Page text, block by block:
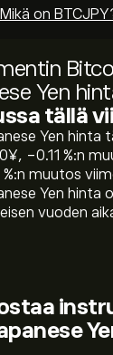
Mikä on
Yen
tällä
Yen hinta
‎-0.11‎ %:n
%:n muutos
Yen hinta
vuoden